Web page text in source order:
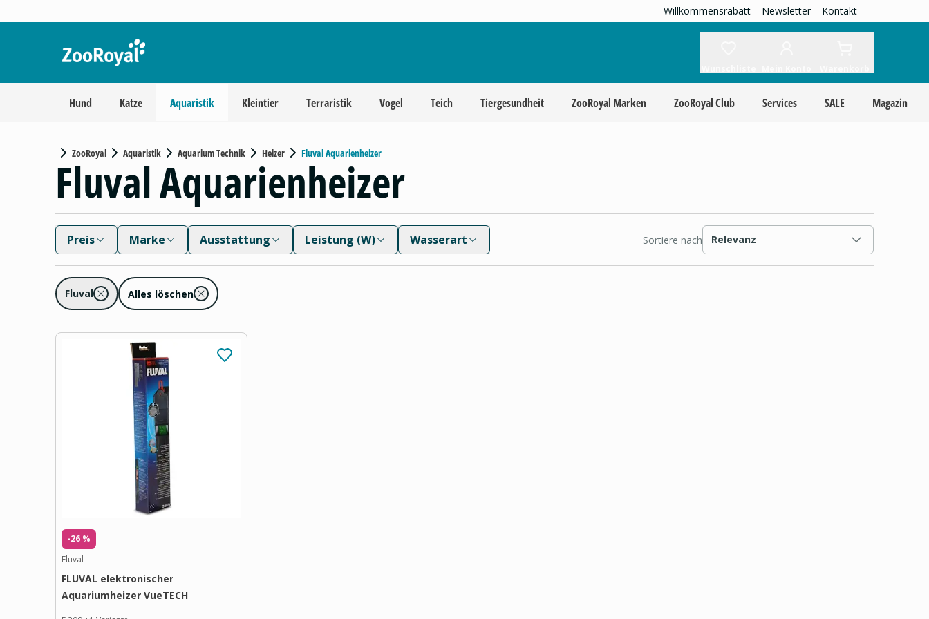
Willkommensrabatt Newsletter Kontakt
Hund Katze Aquaristik Kleintier Terraristik Vogel Teich Tiergesundheit ZooRoyal Marken ZooRoyal Club Services SALE Magazin
ZooRoyal Aquaristik Aquarium Technik Heizer Fluval Aquarienheizer
Fluval Aquarienheizer
Preis Marke Ausstattung Leistung (W) Wasserart Sortiere nach Relevanz
Fluval Alles löschen
-26 %
Fluval
FLUVAL elektronischer
Aquariumheizer VueTECH